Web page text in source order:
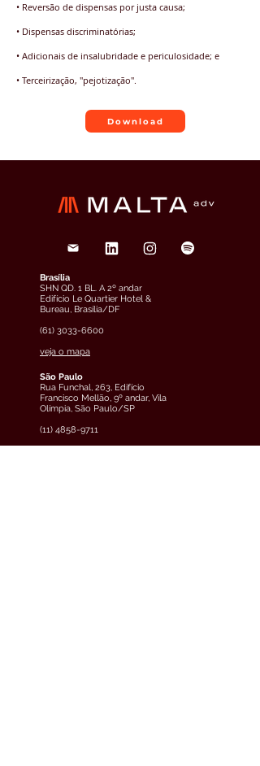
• Reversão de dispensas por justa causa;
• Dispensas discriminatórias;
• Adicionais de insalubridade e periculosidade; e
• Terceirização, "pejotização".
Download
Brasília
SHN QD. 1 BL. A 2º andar
Edifício Le Quartier Hotel &
Bureau, Brasília/DF
(61) 3033-6600
veja o mapa
São Paulo
Rua Funchal, 263, Edifício
Francisco Mellão, 9º andar, Vila
Olímpia, São Paulo/SP
(11) 4858-9711